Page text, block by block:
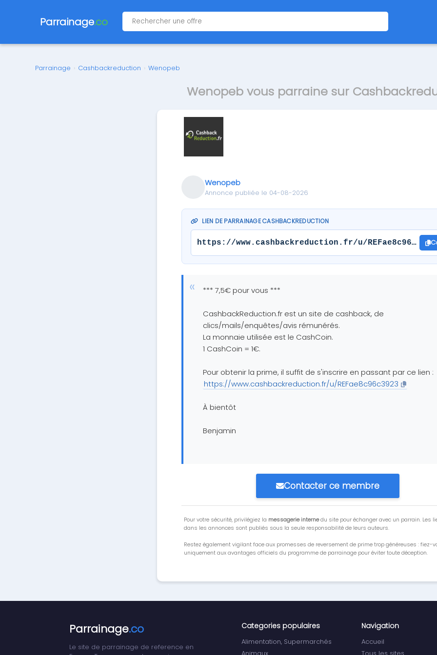
Parrainage.co
Parrainage › Cashbackreduction › Wenopeb
Wenopeb vous parraine sur
Wenopeb
Annonce publiée le 04-08-2026
LIEN DE PARRAINAGE CASHBACKREDUCTION
https://www.cashbackreduction.fr/u/REFae8c96c3923
*** 7,5€ pour vous ***
CashbackReduction.fr est un site de cashback, de
clics/mails/enquêtes/avis rémunérés.
La monnaie utilisée est le CashCoin.
1 CashCoin = 1€.
Pour obtenir la prime, il suffit de s'inscrire en passant par ce lien :
https://www.cashbackreduction.fr/u/REFae8c96c3923
À bientôt
Benjamin
Contacter ce membre
Pour votre sécurité, privilégiez la messagerie internedu site pour échanger avec un parrain. Les
dans les annonces sont publiés sous la seule responsabilité de leurs auteurs.
Restez également vigilant face aux promesses de reversement de prime trop généreuses : fiez-
uniquement aux avantages officiels du programme de parrainage pour éviter toute déception.
Parrainage.co
Le site de parrainage de reference en
Categories populaires
Alimentation, Supermarchés
Navigation
Accueil